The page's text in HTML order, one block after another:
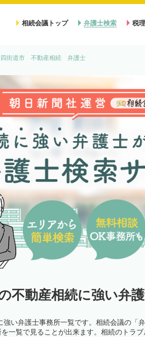
相続会議トップ 弁護士検索 税
四街道市 不動産相続 弁護士
不動産相続に強い弁
い弁護士事務所一覧です。相続会議の「
一覧で見ることが出来ます。相続のトラ